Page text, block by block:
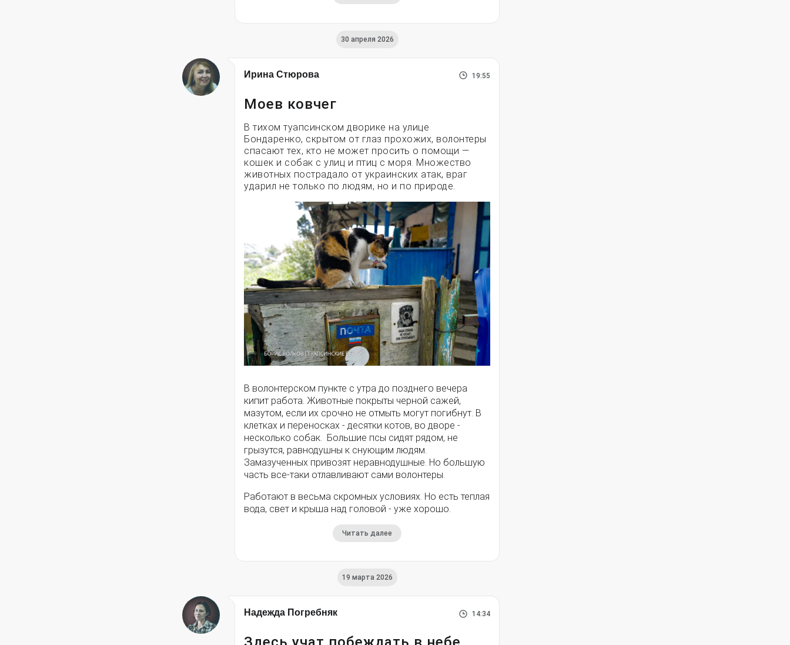
30 апреля 2026
Ирина Стюрова 19:55
Моев ковчег
В тихом туапсинском дворике на улице
Бондаренко, скрытом от глаз прохожих, волонтеры
спасают тех, кто не может просить о помощи —
кошек и собак с улиц и птиц с моря. Множество
животных пострадало от украинских атак, враг
ударил не только по людям, но и по природе.
В волонтерском пункте с утра до позднего вечера
кипит работа. Животные покрыты черной сажей,
мазутом, если их срочно не отмыть могут погибнут. В
клетках и переносках - десятки котов, во дворе -
несколько собак. Большие псы сидят рядом, не
грызутся, равнодушны к снующим людям.
Замазученных привозят неравнодушные. Но большую
часть все-таки отлавливают сами волонтеры.
Работают в весьма скромных условиях. Но есть теплая
вода, свет и крыша над головой - уже хорошо.
Читать далее
19 марта 2026
Надежда Погребняк 14:34